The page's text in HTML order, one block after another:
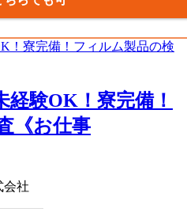
経験OK！寮完備！
《お仕事
会社